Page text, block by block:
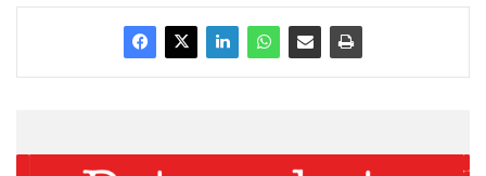
Führung von Mario Draghi weniger gegen Interventionen
sperren dürfte. Der DIW-Konjunkturchef geht davon aus, dass